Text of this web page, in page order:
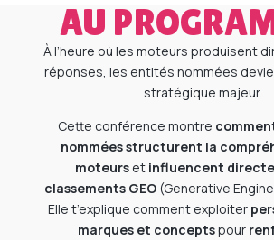
AU
À l’heure où les moteurs produisent
réponses, les entités nommées
stratégique majeur.
Cette conférence montre
nommées structurent la
moteurs et influencent
classements GEO(Generative
Elle t’explique comment exploiter
marques et conceptspour